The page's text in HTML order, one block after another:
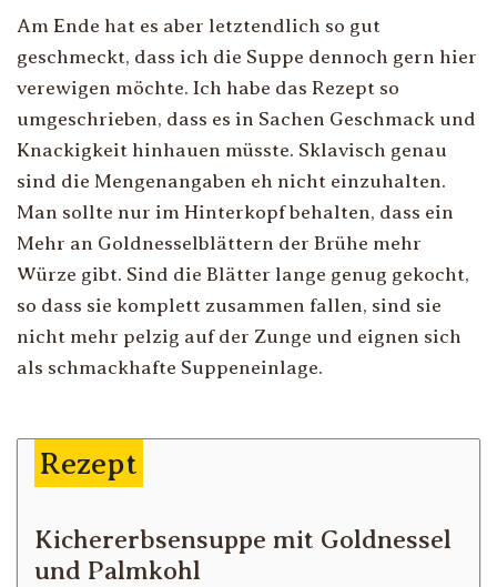
Am Ende hat es aber letztendlich so gut
geschmeckt, dass ich die Suppe dennoch gern hier
verewigen möchte. Ich habe das Rezept so
umgeschrieben, dass es in Sachen Geschmack und
Knackigkeit hinhauen müsste. Sklavisch genau
sind die Mengenangaben eh nicht einzuhalten.
Man sollte nur im Hinterkopf behalten, dass ein
Mehr an Goldnesselblättern der Brühe mehr
Würze gibt. Sind die Blätter lange genug gekocht,
so dass sie komplett zusammen fallen, sind sie
nicht mehr pelzig auf der Zunge und eignen sich
als schmackhafte Suppeneinlage.
Rezept
Kichererbsensuppe mit Goldnessel
und Palmkohl